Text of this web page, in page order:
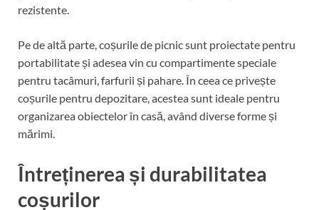
rezistente.
Pe de altă parte, coșurile de picnic sunt proiectate pentru
portabilitate și adesea vin cu compartimente speciale
pentru tacâmuri, farfurii și pahare. În ceea ce privește
coșurile pentru depozitare, acestea sunt ideale pentru
organizarea obiectelor în casă, având diverse forme și
mărimi.
Întreținerea și durabilitatea
coșurilor